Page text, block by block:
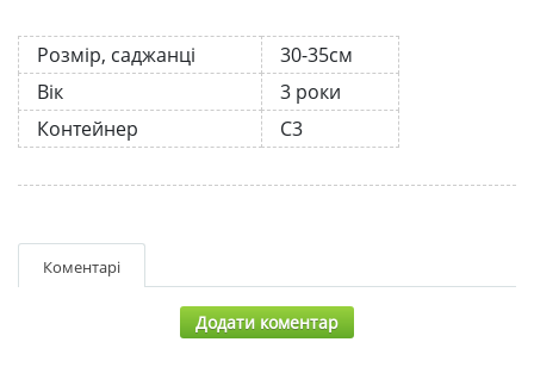
Розмір, саджанці
30-35см
Вік
3 роки
Контейнер
С3
Коментарі
Додати коментар